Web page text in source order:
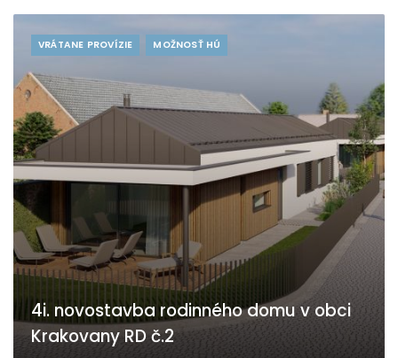
VRÁTANE PROVÍZIE MOŽNOSŤ HÚ
4i. novostavba rodinného domu v obci
Krakovany RD č.2